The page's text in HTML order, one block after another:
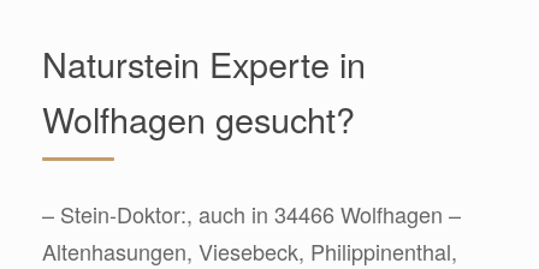
Naturstein Experte in
Wolfhagen gesucht?
– Stein-Doktor:, auch in 34466 Wolfhagen –
Altenhasungen, Viesebeck, Philippinenthal,